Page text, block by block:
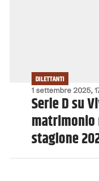
1 settembre 2025,
DILETTANTI
Serie D su
stagione